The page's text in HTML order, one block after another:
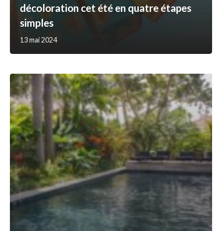
décoloration cet été en quatre étapes
simples
13 mai 2024